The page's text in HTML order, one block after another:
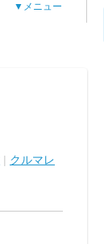
▼メニュー
| クルマレ